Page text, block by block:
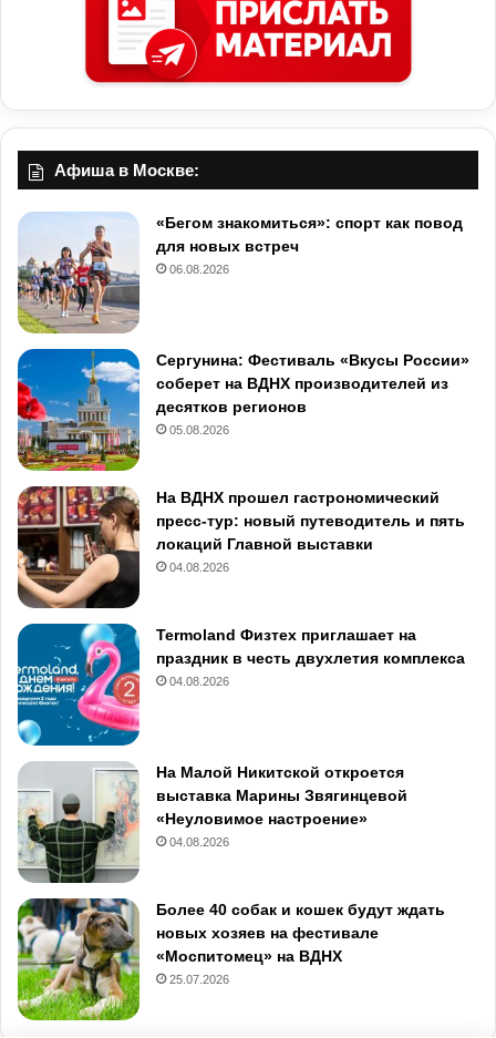
Афиша в Москве:
«Бегом знакомиться»: спорт как повод
для новых встреч
06.08.2026
Сергунина: Фестиваль «Вкусы России»
соберет на ВДНХ производителей из
десятков регионов
05.08.2026
На ВДНХ прошел гастрономический
пресс-тур: новый путеводитель и пять
локаций Главной выставки
04.08.2026
Termoland Физтех приглашает на
праздник в честь двухлетия комплекса
04.08.2026
На Малой Никитской откроется
выставка Марины Звягинцевой
«Неуловимое настроение»
04.08.2026
Более 40 собак и кошек будут ждать
новых хозяев на фестивале
«Моспитомец» на ВДНХ
25.07.2026